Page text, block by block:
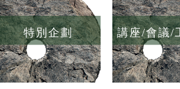
特別企劃 講座/會議/